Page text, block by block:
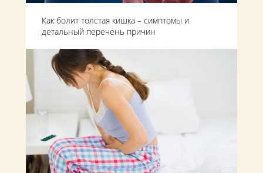
Как болит толстая кишка – симптомы и
детальный перечень причин